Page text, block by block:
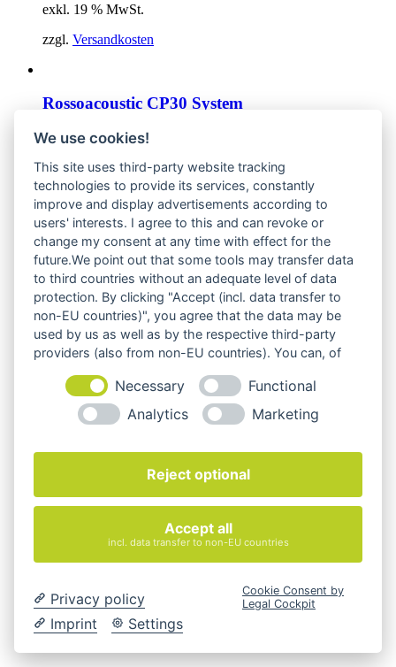
exkl. 19 % MwSt.
zzgl. Versandkosten
Rossoacoustic CP30 System
1.455,00€–1.672,00
exkl. MwSt.
Versandkosten
Rossoacoustic TP30 Silence
847,00€–1.130,00€
exkl. MwSt.
zzgl.Versandkosten
Viva Trennwand
630,00€
Quadro Office Nord – Ihr
Büroeinrichter aus Lübeck
We use cookies!
This site uses third-party website tracking
technologies to provide its services, constantly
improve and display advertisements according to
users' interests. I agree to this and can revoke or
change my consent at any time with effect for the
future.We point out that some tools may transfer data
to third countries without an adequate level of data
protection. By clicking "Accept (incl. data transfer to
non-EU countries)", you agree that the data may be
used by us as well as by the respective third-party
providers (also from non-EU countries). You can, of
Necessary
Functional
Analytics
Marketing
Reject optional
Accept all
incl. data transfer to non-EU countries
Privacy policy
Imprint
Settings
Cookie Consent by
Legal Cockpit